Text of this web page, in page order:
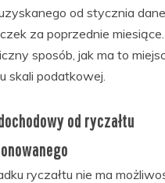
od stycznia
za poprzednie
sposób, jak ma to
skali podatkowej.
od ryczałtu
ryczałtu nie ma